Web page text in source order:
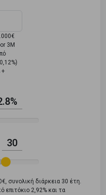
3M
+
30
συνολική διάρκεια 30 έτη.
επιτόκιο 2,92% και τα